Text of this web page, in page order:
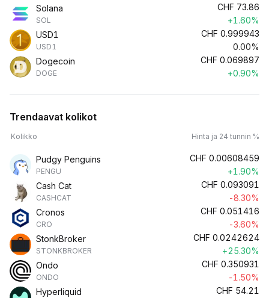
Solana
SOL
CHF 73.86
+1.60%
USD1
USD1
CHF 0.999943
0.00%
Dogecoin
DOGE
CHF 0.069897
+0.90%
Trendaavat kolikot
Kolikko Hinta ja 24 tunnin %
Pudgy Penguins
PENGU
CHF 0.00608459
+1.90%
Cash Cat
CASHCAT
CHF 0.093091
-8.30%
Cronos
CRO
CHF 0.051416
-3.60%
StonkBroker
STONKBROKER
CHF 0.0242624
+25.30%
Ondo
ONDO
CHF 0.350931
-1.50%
Hyperliquid
CHF 54.21